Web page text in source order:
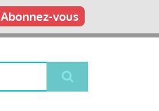
Abonnez-vous